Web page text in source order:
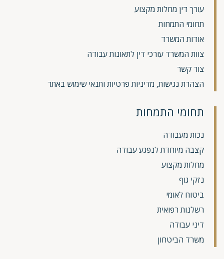
עורך דין מחלות מקצוע
תחומי התמחות
אודות המשרד
צוות המשרד עורכי דין לתאונות עבודה
צור קשר
הצהרת נגישות, מדיניות פרטיות ותנאי שימוש באתר
תחומי התמחות
נכות מעבודה
קצבה מיוחדת לנפגע עבודה
מחלות מקצוע
נזקי גוף
ביטוח לאומי
רשלנות רפואית
דיני עבודה
משרד הביטחון